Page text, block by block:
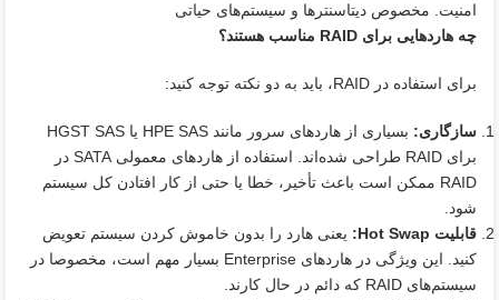
امنیت. مخصوص دیتاسنترها و سیستم‌های حیاتی
چه هاردهایی برای
مناسب هستند؟
برای استفاده در RAID، باید به دو نکته توجه کنید:
سازگاری:
بسیاری از هاردهای سرور مانند HPE SAS یا HGST SAS
برای RAID طراحی شده‌اند. استفاده از هاردهای معمولی SATA در
RAID ممکن است باعث تأخیر، خطا یا حتی از کار افتادن کل سیستم
شود.
قابلیت
یعنی هارد را بدون خاموش کردن سیستم تعویض
کنید. این ویژگی در هاردهای Enterprise بسیار مهم است، مخصوصا در
سیستم‌های RAID که دائم در حال کارند.